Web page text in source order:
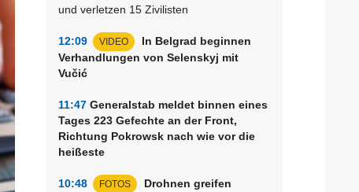
und verletzen 15 Zivilisten
12:09 VIDEO
In Belgrad beginnen
Verhandlungen von Selenskyj mit
Vučić
11:47 Generalstab meldet binnen eines
Tages 223 Gefechte an der Front,
Richtung Pokrowsk nach wie vor die
heißeste
10:48 FOTOS
Drohnen greifen